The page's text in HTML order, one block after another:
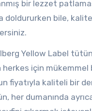
bir lezzet
doldururken bile,
Yellow Label
herkes için mükemmel
fiyatıyla kaliteli bir
her dumanında